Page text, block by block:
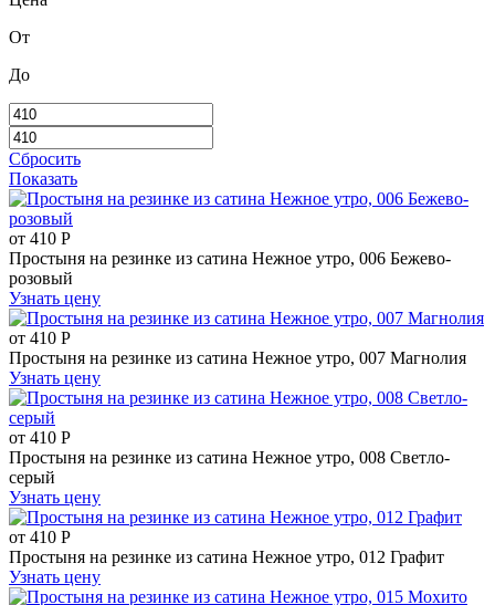
От
До
Сбросить
Показать
от 410 Р
Простыня на резинке из сатина Нежное утро, 006 Бежево-
розовый
Узнать цену
от 410 Р
Простыня на резинке из сатина Нежное утро, 007 Магнолия
Узнать цену
от 410 Р
Простыня на резинке из сатина Нежное утро, 008 Светло-
серый
Узнать цену
от 410 Р
Простыня на резинке из сатина Нежное утро, 012 Графит
Узнать цену